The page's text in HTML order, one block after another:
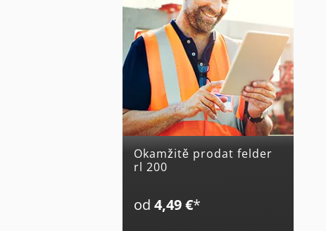
Okamžitě prodat felder
rl 200
od 4,49 €*